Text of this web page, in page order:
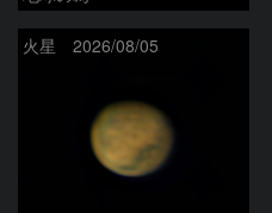
火星 2026/08/05